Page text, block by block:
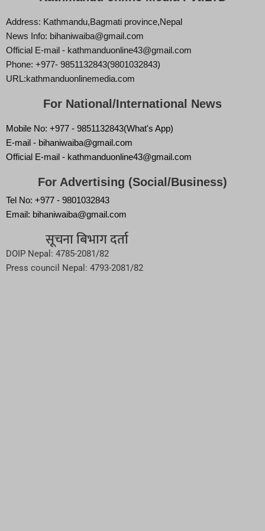
Address: Kathmandu,Bagmati province,Nepal
News Info: bihaniwaiba@gmail.com
Official E-mail - kathmanduonline43@gmail.com
Phone: +977- 9851132843(9801032843)
URL:kathmanduonlinemedia.com
For National/International News
Mobile No: +977 - 9851132843(What's App)
E-mail - bihaniwaiba@gmail.com
Official E-mail - kathmanduonline43@gmail.com
For Advertising (Social/Business)
Tel No: +977 - 9801032843
Email: bihaniwaiba@gmail.com
सूचना बिभाग दर्ता
DOIP Nepal: 4785-2081/82
Press council Nepal: 4793-2081/82